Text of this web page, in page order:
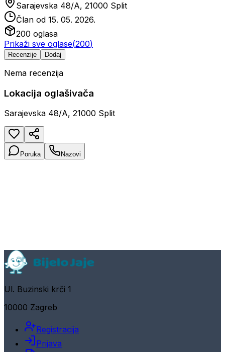
Sarajevska 48/A, 21000 Split
Član od 15. 05. 2026.
200 oglasa
Prikaži sve oglase(200)
Recenzije Dodaj
Nema recenzija
Lokacija oglašivača
Sarajevska 48/A, 21000 Split
Poruka Nazovi
Ul. Buzinski krči 1
10000 Zagreb
Registracija
Prijava